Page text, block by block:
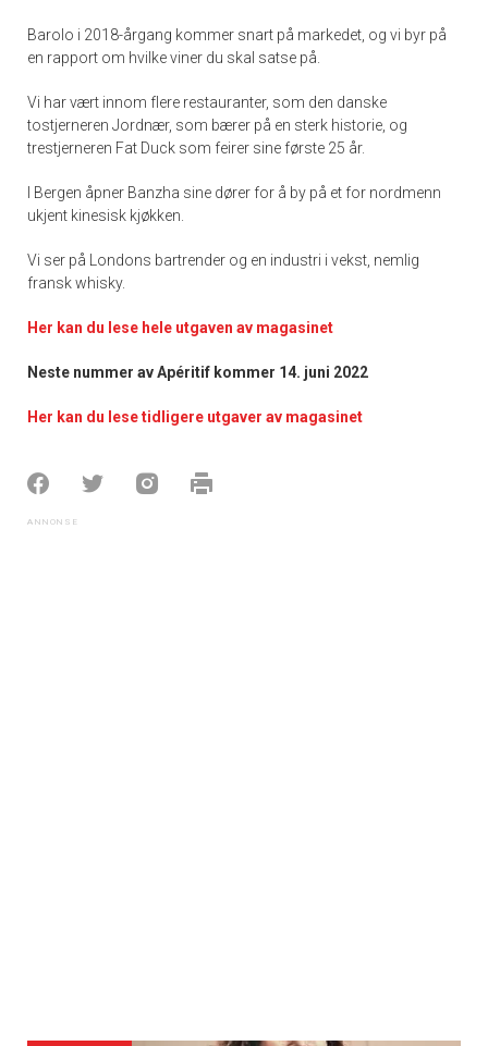
Barolo i 2018-årgang kommer snart på markedet, og vi byr på
en rapport om hvilke viner du skal satse på.
Vi har vært innom flere restauranter, som den danske
tostjerneren Jordnær, som bærer på en sterk historie, og
trestjerneren Fat Duck som feirer sine første 25 år.
I Bergen åpner Banzha sine dører for å by på et for nordmenn
ukjent kinesisk kjøkken.
Vi ser på Londons bartrender og en industri i vekst, nemlig
fransk whisky.
Her kan du lese hele utgaven av magasinet
Neste nummer av Apéritif kommer 14. juni 2022
Her kan du lese tidligere utgaver av magasinet